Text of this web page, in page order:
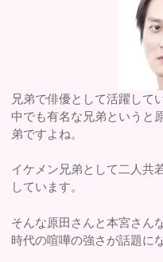
兄弟で俳優として活躍して
中でも有名な兄弟というと
弟ですよね。
イケメン兄弟として二人共
しています。
そんな原田さんと本宮さん
時代の喧嘩の強さが話題に